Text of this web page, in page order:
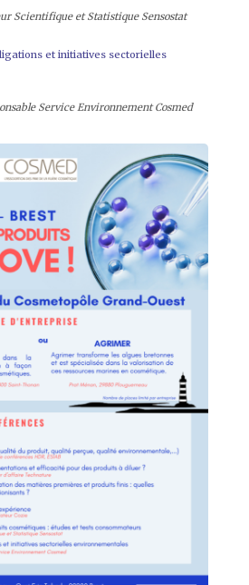
Scientifique et Statistique Sensostat
et initiatives sectorielles
Service Environnement Cosmed